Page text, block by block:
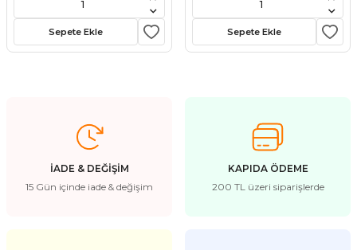
Kovucu Cihazlar
Sepete Ekle Sepete Ekle
İADE & DEĞİŞİM
15 Gün içinde iade & değişim
KAPIDA ÖDEME
200 TL üzeri siparişlerde